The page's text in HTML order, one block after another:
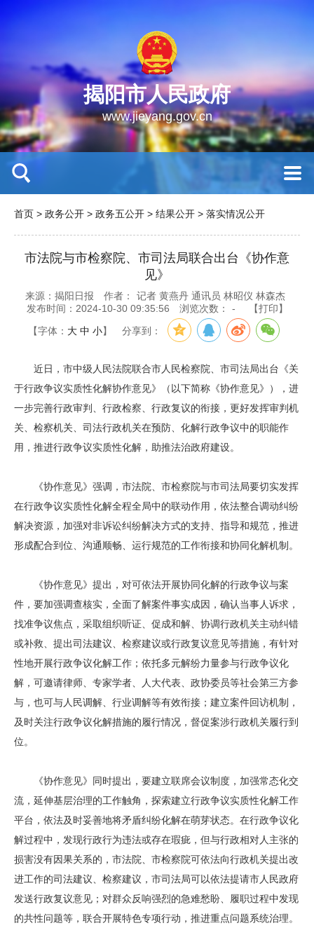
揭阳市人民政府
www.jieyang.gov.cn
首页 > 政务公开 > 政务五公开 > 结果公开 > 落实情况公开
市法院与市检察院、市司法局联合出台《协作意
见》
来源：揭阳日报 作者：
记者 黄燕丹 通讯员 林昭仪 林森杰
发布时间：2024-10-30 09:35:56
浏览次数： - 【打印】
【字体： 大 中 小】 分享到：
近日，市中级人民法院联合市人民检察院、市司法局出台《关
于行政争议实质性化解协作意见》（以下简称《协作意见》），进
一步完善行政审判、行政检察、行政复议的衔接，更好发挥审判机
关、检察机关、司法行政机关在预防、化解行政争议中的职能作
用，推进行政争议实质性化解，助推法治政府建设。
《协作意见》强调，市法院、市检察院与市司法局要切实发挥
在行政争议实质性化解全程全局中的联动作用，依法整合调动纠纷
解决资源，加强对非诉讼纠纷解决方式的支持、指导和规范，推进
形成配合到位、沟通顺畅、运行规范的工作衔接和协同化解机制。
《协作意见》提出，对可依法开展协同化解的行政争议与案
件，要加强调查核实，全面了解案件事实成因，确认当事人诉求，
找准争议焦点，采取组织听证、促成和解、协调行政机关主动纠错
或补救、提出司法建议、检察建议或行政复议意见等措施，有针对
性地开展行政争议化解工作；依托多元解纷力量参与行政争议化
解，可邀请律师、专家学者、人大代表、政协委员等社会第三方参
与，也可与人民调解、行业调解等有效衔接；建立案件回访机制，
及时关注行政争议化解措施的履行情况，督促案涉行政机关履行到
位。
《协作意见》同时提出，要建立联席会议制度，加强常态化交
流，延伸基层治理的工作触角，探索建立行政争议实质性化解工作
平台，依法及时妥善地将矛盾纠纷化解在萌芽状态。在行政争议化
解过程中，发现行政行为违法或存在瑕疵，但与行政相对人主张的
损害没有因果关系的，市法院、市检察院可依法向行政机关提出改
进工作的司法建议、检察建议，市司法局可以依法提请市人民政府
发送行政复议意见；对群众反响强烈的急难愁盼、履职过程中发现
的共性问题等，联合开展特色专项行动，推进重点问题系统治理。